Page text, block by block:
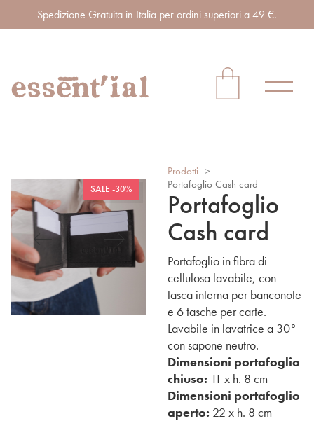
Spedizione Gratuita in Italia per ordini superiori a 49 €.
SALE -30%
Prodotti >
Portafoglio Cash card
Portafoglio
Cash card
Portafoglio in fibra di
cellulosa lavabile, con
tasca interna per banconote
e 6 tasche per carte.
Lavabile in lavatrice a 30°
con sapone neutro.
Dimensioni portafoglio
chiuso: 11 x h. 8 cm
Dimensioni portafoglio
aperto: 22 x h. 8 cm